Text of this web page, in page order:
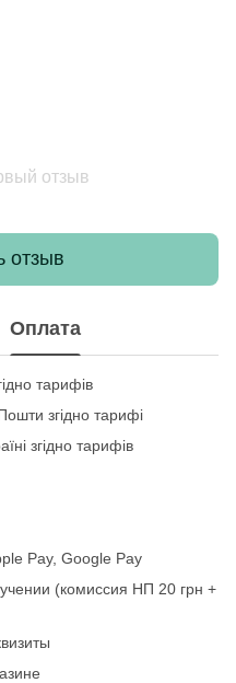
отзыв
отзыв
Оплата
тарифів
згідно тарифі
згідно тарифів
Pay, Google Pay
(комиссия НП 20 грн +